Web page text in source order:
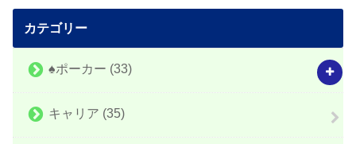
カテゴリー
♠️ポーカー (33)
キャリア (35)